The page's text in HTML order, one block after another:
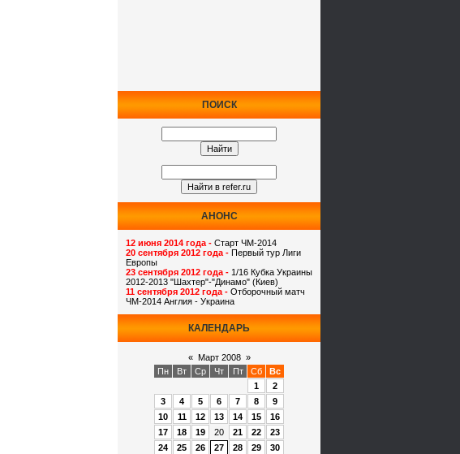
ПОИСК
АНОНС
12 июня 2014 года - Старт ЧМ-2014
20 сентября 2012 года - Первый тур Лиги
Европы
23 сентября 2012 года - 1/16 Кубка Украины
2012-2013 "Шахтер"-"Динамо" (Киев)
11 сентября 2012 года - Отборочный матч
ЧМ-2014 Англия - Украина
КАЛЕНДАРЬ
« Март 2008 »
Пн
Вт Ср Чт Пт Сб
Вс
1
2
3
4 5 6 7 8
9
10
11 12 13 14 15
16
17
18 19 20 21 22
23
24
25 26 27 28 29
30